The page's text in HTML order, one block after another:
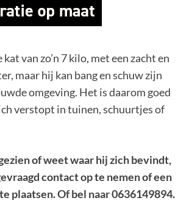
van zo’n 7 kilo, met een zacht en
maar hij kan bang en schuw zijn
omgeving. Het is daarom goed
verstopt in tuinen, schuurtjes of
of weet waar hij zich bevindt,
contact op te nemen of een
plaatsen.Of bel naar 0636149894.